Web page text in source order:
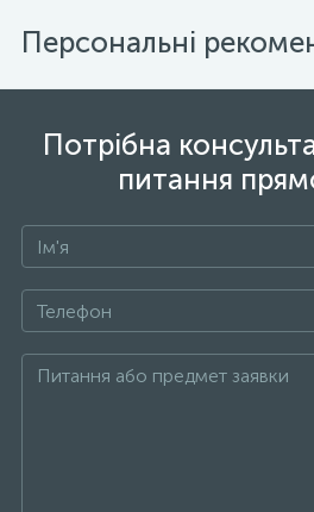
Персональні
Потрібна
питання